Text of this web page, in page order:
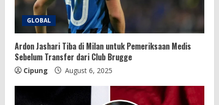
GLOBAL
Ardon Jashari Tiba di Milan untuk Pemeriksaan Medis
Sebelum Transfer dari Club Brugge
Cipung August 6, 2025